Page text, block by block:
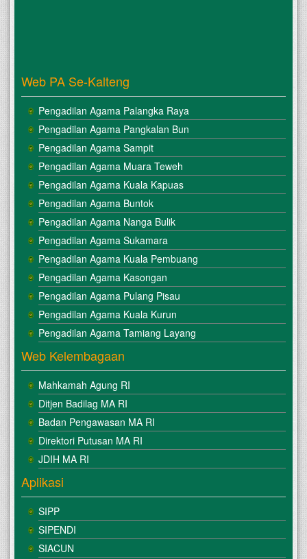
Web PA Se-Kalteng
Pengadilan Agama Palangka Raya
Pengadilan Agama Pangkalan Bun
Pengadilan Agama Sampit
Pengadilan Agama Muara Teweh
Pengadilan Agama Kuala Kapuas
Pengadilan Agama Buntok
Pengadilan Agama Nanga Bulik
Pengadilan Agama Sukamara
Pengadilan Agama Kuala Pembuang
Pengadilan Agama Kasongan
Pengadilan Agama Pulang Pisau
Pengadilan Agama Kuala Kurun
Pengadilan Agama Tamiang Layang
Web Kelembagaan
Mahkamah Agung RI
Ditjen Badilag MA RI
Badan Pengawasan MA RI
Direktori Putusan MA RI
JDIH MA RI
Aplikasi
SIPP
SIPENDI
SIACUN